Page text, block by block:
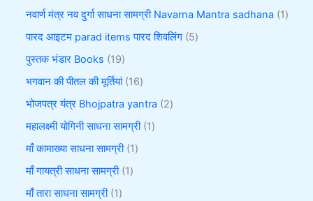
नवार्ण मंत्र नव दुर्गा साधना सामग्री Navarna Mantra sadhana 1
पारद आइटम parad items पारद शिवलिंग 5
पुस्तक भंडार Books 19
भगवान की पीतल की मूर्तियां 16
भोजपत्र यंत्र Bhojpatra yantra 2
महालक्ष्मी योगिनी साधना सामग्री 1
माँ कामाख्या साधना सामग्री 1
माँ गायत्री साधना सामग्री 1
माँ तारा साधना सामग्री 1